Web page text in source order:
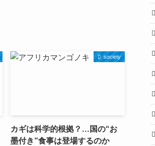
society
カギは科学的根拠？…国の“お
墨付き”食事は登場するのか